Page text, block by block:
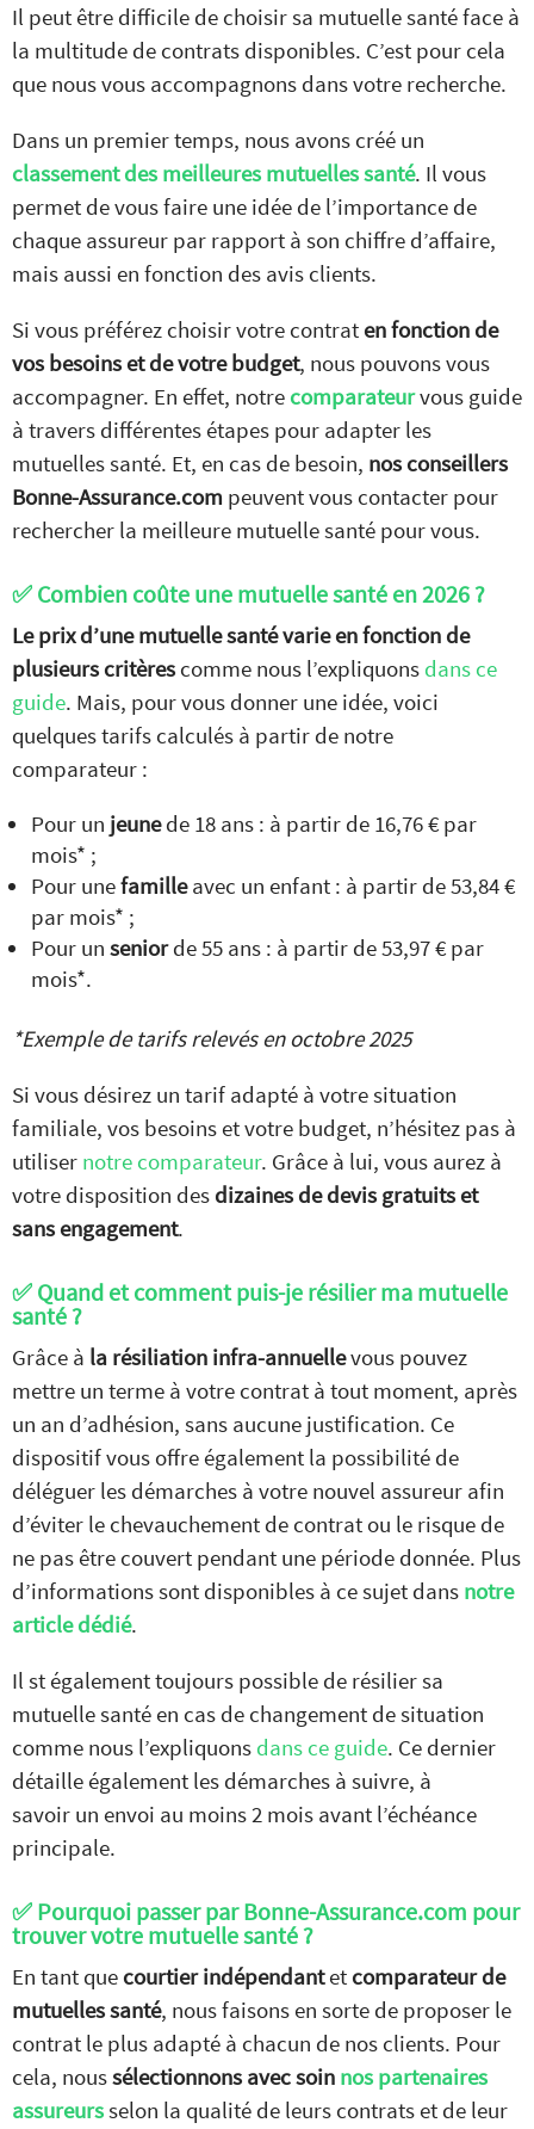
Il peut être difficile de choisir sa mutuelle santé face à
la multitude de contrats disponibles. C’est pour cela
que nous vous accompagnons dans votre recherche.
Dans un premier temps, nous avons créé un
classement des meilleures mutuelles santé. Il vous
permet de vous faire une idée de l’importance de
chaque assureur par rapport à son chiffre d’affaire,
mais aussi en fonction des avis clients.
Si vous préférez choisir votre contrat en fonction de
vos besoins et de votre budget, nous pouvons vous
accompagner. En effet, notre comparateurvous guide
à travers différentes étapes pour adapter les
mutuelles santé. Et, en cas de besoin, nos conseillers
Bonne-Assurance.com peuvent vous contacter pour
rechercher la meilleure mutuelle santé pour vous.
✅ Combien coûte une mutuelle santé en 2026 ?
Le prix d’une mutuelle santé varie en fonction de
plusieurs critères comme nous l’expliquons dans ce
guide. Mais, pour vous donner une idée, voici
quelques tarifs calculés à partir de notre
comparateur :
Pour un jeunede 18 ans : à partir de 16,76 € par
mois* ;
Pour unefamilleavec un enfant : à partir de 53,84 €
par mois* ;
Pour un seniorde 55 ans : à partir de 53,97 € par
mois*.
*Exemple de tarifs relevés en octobre 2025
Si vous désirez un tarif adapté à votre situation
familiale, vos besoins et votre budget, n’hésitez pas à
utiliser notre comparateur. Grâce à lui, vous aurez à
votre disposition des dizaines de devis gratuits et
sans engagement.
✅ Quand et comment puis-je résilier ma mutuelle
santé ?
Grâce à la résiliation infra-annuellevous pouvez
mettre un terme à votre contrat à tout moment, après
un an d’adhésion, sans aucune justification. Ce
dispositif vous offre également la possibilité de
déléguer les démarches à votre nouvel assureur afin
d’éviter le chevauchement de contrat ou le risque de
ne pas être couvert pendant une période donnée. Plus
d’informations sont disponibles à ce sujet dans notre
article dédié.
Il st également toujours possible de résilier sa
mutuelle santé en cas de changement de situation
comme nous l’expliquons dans ce guide. Ce dernier
détaille également les démarches à suivre, à
savoir un envoi au moins 2 mois avant l’échéance
principale.
✅ Pourquoi passer par Bonne-Assurance.com pour
trouver votre mutuelle santé ?
En tant que courtier indépendantet comparateur de
mutuelles santé, nous faisons en sorte de proposer le
contrat le plus adapté à chacun de nos clients. Pour
cela, noussélectionnons avec soin nos partenaires
assureursselon la qualité de leurs contrats et de leur
Comparez nos offres de
GRATUITEMENT
etSANS ENGAGEMENT
JE COMPARE
les devis mutuelles santé